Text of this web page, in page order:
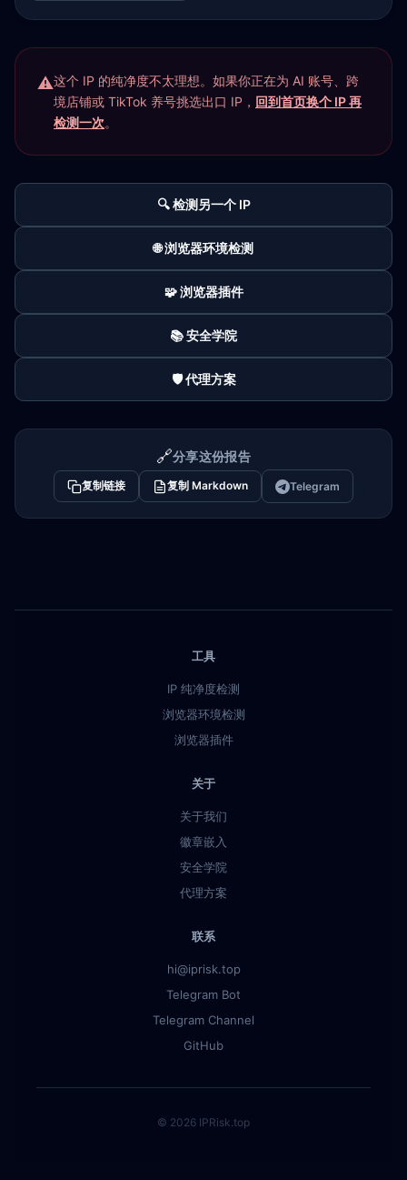
这个 IP 的纯净度不太理想。如果你正在为 AI 账号、跨
境店铺或 TikTok 养号挑选出口 IP， 回到首页换个 IP 再
检测一次。
🔍 检测另一个 IP
🌐 浏览器环境检测
🧩 浏览器插件
📚 安全学院
🛡️ 代理方案
🔗分享这份报告
复制链接 复制 Markdown Telegram
工具
IP 纯净度检测
浏览器环境检测
浏览器插件
关于
关于我们
徽章嵌入
安全学院
代理方案
联系
hi@iprisk.top
Telegram Bot
Telegram Channel
GitHub
© 2026 IPRisk.top